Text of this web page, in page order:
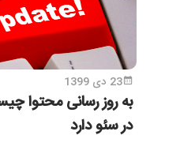
23 دی 1399
به روز رسانی محتوا
در سئو دارد